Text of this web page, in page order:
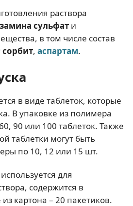
раствора
сульфат и
в том числе состав
сорбит, аспартам.
в виде таблеток, которые
В упаковке из полимера
90 или 100 таблеток. Также
таблетки могут быть
по 10, 12 или 15 шт.
для
содержится в
картона – 20 пакетиков.